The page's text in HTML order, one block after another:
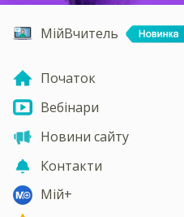
МійВчитель
Початок
Вебінари
Новини сайту
Контакти
Мій+